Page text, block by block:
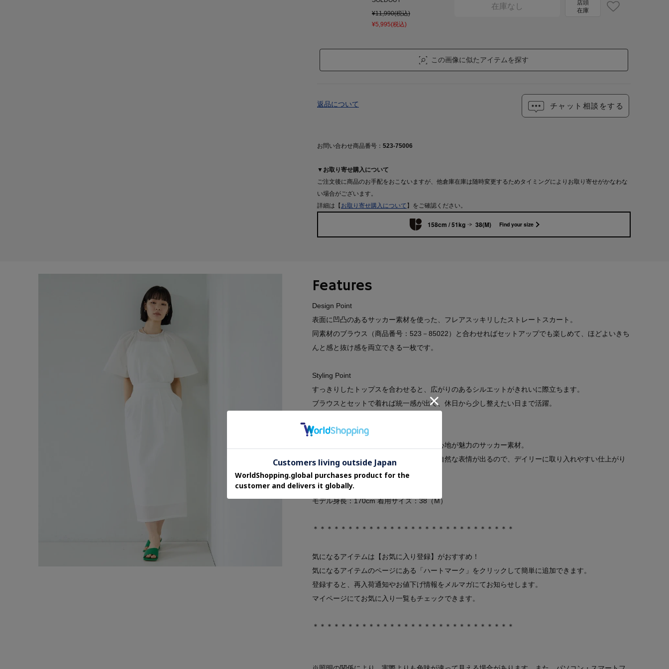
¥11,990(税込)
¥5,995(税込)
在庫なし
店頭
在庫
この画像に似たアイテムを探す
チャット相談をする
返品について
お問い合わせ商品番号： 523-75006
▼お取り寄せ購入について
ご注文後に商品のお手配をおこないますが、他倉庫在庫は随時変更するためタイミングによりお取り寄せがかなわな
い場合がございます。
詳細は【 お取り寄せ購入について 】をご確認ください。
158cm / 51kg 38(M) Find your size
Features
Design Point
表面に凹凸のあるサッカー素材を使った、フレアスッキリしたストレートスカート。
同素材のブラウス（商品番号：523－85022）と合わせればセットアップでも楽しめて、ほどよいきち
んと感と抜け感を両立できる一枚です。
Styling Point
すっきりしたトップスを合わせると、広がりのあるシルエットがきれいに際立ちます。
ブラウスとセットで着れば統一感が出て、休日から少し整えたい日まで活躍。
Fabric Point
さらっとした肌離れのよさと、軽いはき心地が魅力のサッカー素材。
シワが気になりにくく、動きに合わせて自然な表情が出るので、デイリーに取り入れやすい仕上がり
です。
モデル身長：170cm 着用サイズ：38（M）
＊＊＊＊＊＊＊＊＊＊＊＊＊＊＊＊＊＊＊＊＊＊＊＊＊＊＊＊＊
気になるアイテムは【お気に入り登録】がおすすめ！
気になるアイテムのページにある「ハートマーク」をクリックして簡単に追加できます。
登録すると、再入荷通知やお値下げ情報をメルマガにてお知らせします。
マイページにてお気に入り一覧もチェックできます。
＊＊＊＊＊＊＊＊＊＊＊＊＊＊＊＊＊＊＊＊＊＊＊＊＊＊＊＊＊